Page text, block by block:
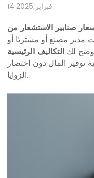
14 فبراير 2025
صنابير الاستشعار من
مدير مصنع أو مشتريًا أو
لك التكاليف الرئيسية
توفير المال دون اختصار
الزوايا.
موارد
اتصل بنا